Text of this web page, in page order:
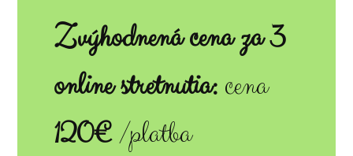
Zvýhodnená cena za 3
online stretnutia:cena
120€/platba